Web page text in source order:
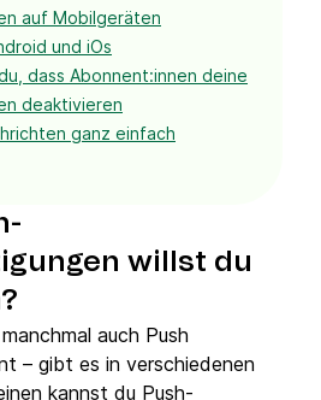
auf Mobilgeräten
und iOs
dass Abonnent:innen deine
deaktivieren
ganz einfach
willst du
auch Push
– gibt es in verschiedenen
kannst du Push-